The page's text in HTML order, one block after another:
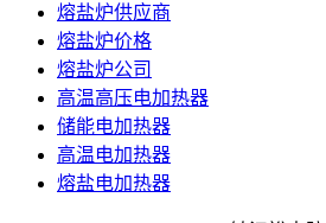
熔盐炉供应商
熔盐炉价格
熔盐炉公司
高温高压电加热器
储能电加热器
高温电加热器
熔盐电加热器